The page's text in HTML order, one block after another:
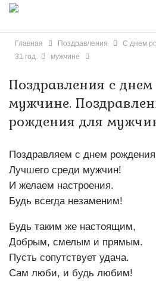
Главная Поздравления С днем
31 год
мужчине
Поздравления с
мужчине.
рождения для
Поздравляем с днем
Лучшего среди мужчин!
И желаем настроения.
Будь всегда незаменим!
Будь таким же настоящим,
Добрым, смелым и прямым.
Пусть сопутствует удача.
Сам люби, и будь любим!